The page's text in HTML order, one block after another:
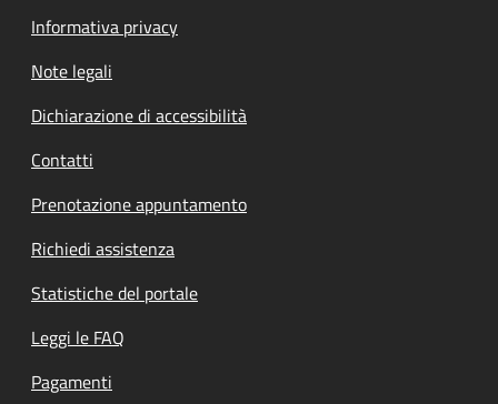
Informativa privacy
Note legali
Dichiarazione di accessibilità
Contatti
Prenotazione appuntamento
Richiedi assistenza
Statistiche del portale
Leggi le FAQ
Pagamenti